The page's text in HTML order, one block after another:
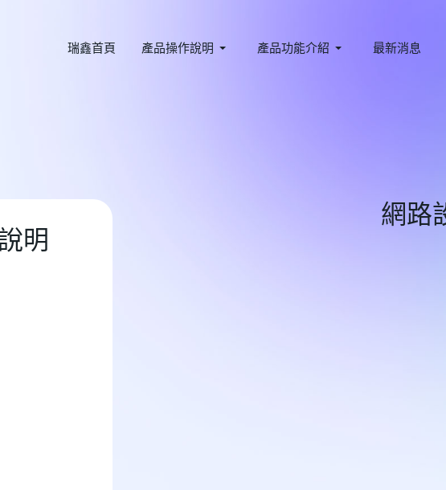
瑞鑫首頁 產品操作說明 產品功能介紹 最新消息
明
網路